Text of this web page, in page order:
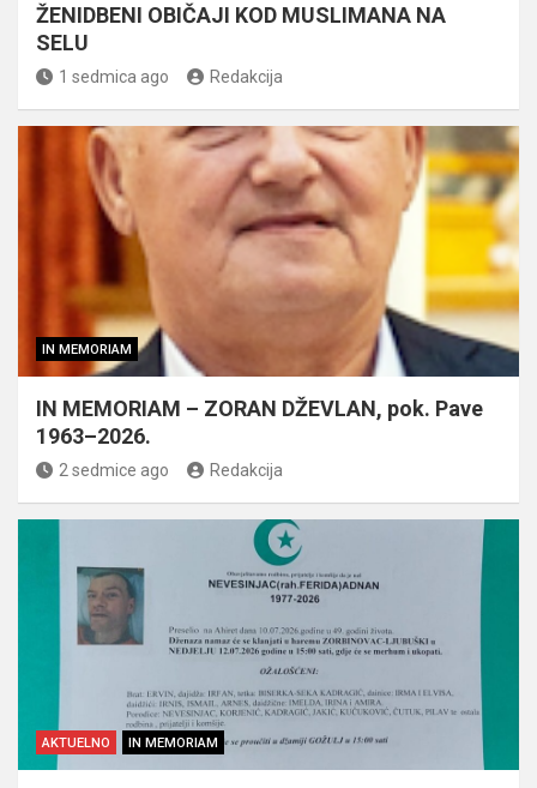
ŽENIDBENI OBIČAJI KOD MUSLIMANA NA
SELU
1 sedmica ago Redakcija
IN MEMORIAM
IN MEMORIAM – ZORAN DŽEVLAN, pok. Pave
1963–2026.
2 sedmice ago Redakcija
AKTUELNO IN MEMORIAM